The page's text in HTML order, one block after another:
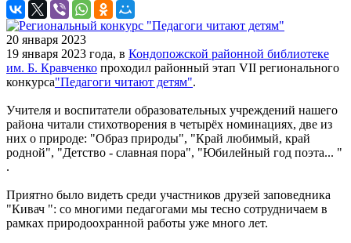
20 января 2023
19 января 2023 года, в Кондопожской районной библиотеке
им. Б. Кравченко проходил районный этап VII регионального
конкурса"Педагоги читают детям".
Учителя и воспитатели образовательных учреждений нашего
района читали стихотворения в четырёх номинациях, две из
них о природе: "Образ природы", "Край любимый, край
родной", "Детство - славная пора", "Юбилейный год поэта... "
.
Приятно было видеть среди участников друзей заповедника
"Кивач ": со многими педагогами мы тесно сотрудничаем в
рамках природоохранной работы уже много лет.